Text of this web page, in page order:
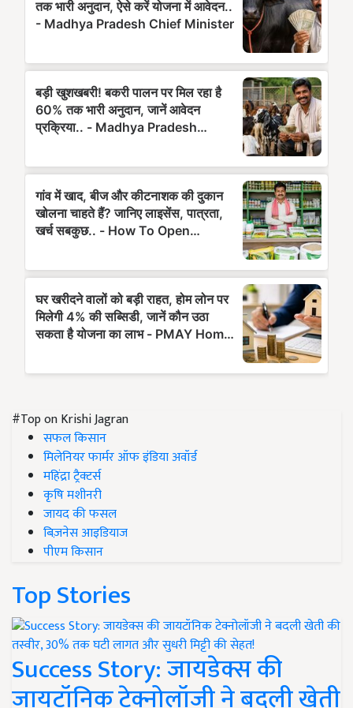
#Top on Krishi Jagran
सफल किसान
मिलेनियर फार्मर ऑफ इंडिया अवॉर्ड
महिंद्रा ट्रैक्टर्स
कृषि मशीनरी
जायद की फसल
बिज़नेस आइडियाज
पीएम किसान
Top Stories
Success Story: जायडेक्स की